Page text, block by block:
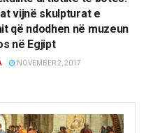
vijnë skulpturat e
që ndodhen në muzeun
në Egjipt
NOVEMBER 2, 2017